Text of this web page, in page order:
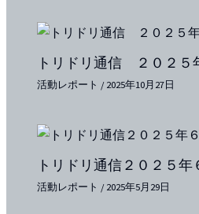
トリドリ通信 ２０２５
活動レポート /2025年10月27日
トリドリ通信２０２５年
活動レポート /2025年5月29日